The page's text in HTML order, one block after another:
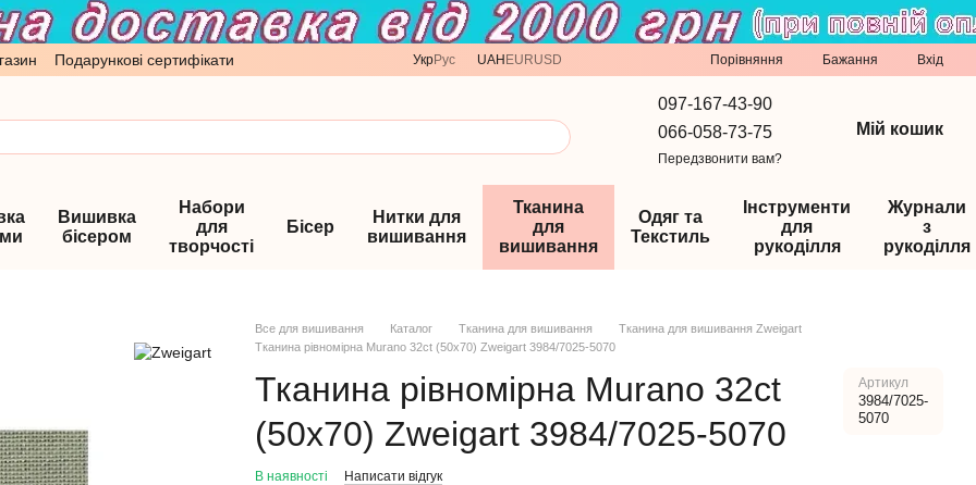
Подарункові сертифікати УкрРус UAH EURUSD Порівняння Бажання Вхід
097-167-43-90
066-058-73-75
Передзвонити вам?
Мій кошик
Вишивка
бісером
Набори
для
творчості
Бісер
Нитки для
вишивання
Тканина
для
вишивання
Одяг та
Текстиль
Інструменти
для
рукоділля
Журнали
з
рукоділля
Все для вишивання Каталог Тканина для вишивання
Тканина для вишивання Zweigart
Тканина рівномірна Murano 32ct (50х70) Zweigart 3984/7025-5070
Тканина рівномірна Murano 32ct
(50х70) Zweigart 3984/7025-5070
Артикул
3984/7025-
5070
В наявності Написати відгук